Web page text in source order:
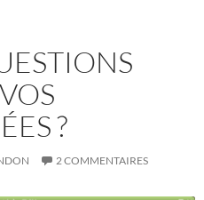
?
2 COMMENTAIRES